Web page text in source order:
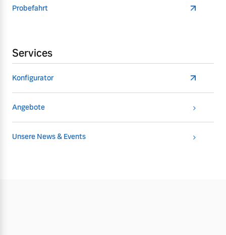
Probefahrt
Services
Konfigurator
Angebote
Unsere News & Events